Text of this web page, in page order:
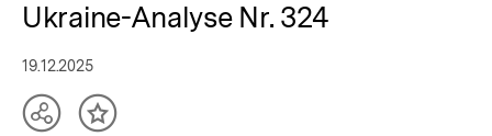
Ukraine-Analyse Nr. 324
19.12.2025
TeilenInhalt